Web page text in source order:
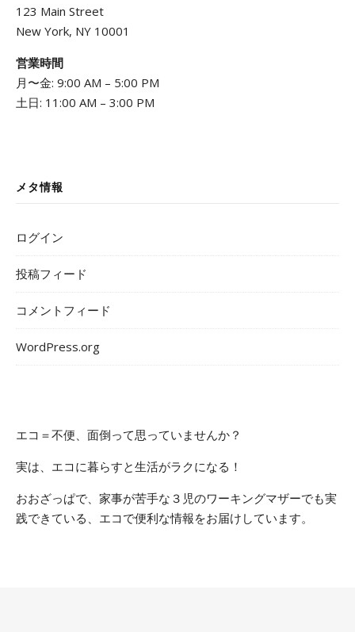
123 Main Street
New York, NY 10001
営業時間
月〜金: 9:00 AM – 5:00 PM
土日: 11:00 AM – 3:00 PM
メタ情報
ログイン
投稿フィード
コメントフィード
WordPress.org
エコ＝不便、面倒って思っていませんか？
実は、エコに暮らすと生活がラクになる！
おおざっぱで、家事が苦手な３児のワーキングマザーでも実
践できている、エコで便利な情報をお届けしています。